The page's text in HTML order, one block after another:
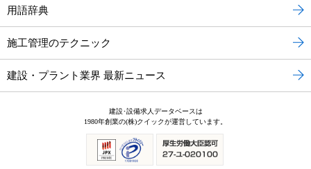
用語辞典
施工管理のテクニック
建設・プラント業界 最新ニュース
建設･設備求人データベースは
1980年創業の(株)クイックが運営しています。